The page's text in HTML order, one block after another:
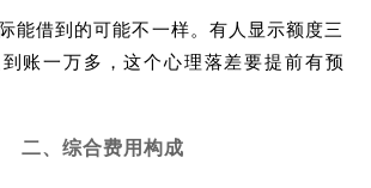
能借到的可能不一样。有人显示额度三
账一万多，这个心理落差要提前有预
二、综合费用构成